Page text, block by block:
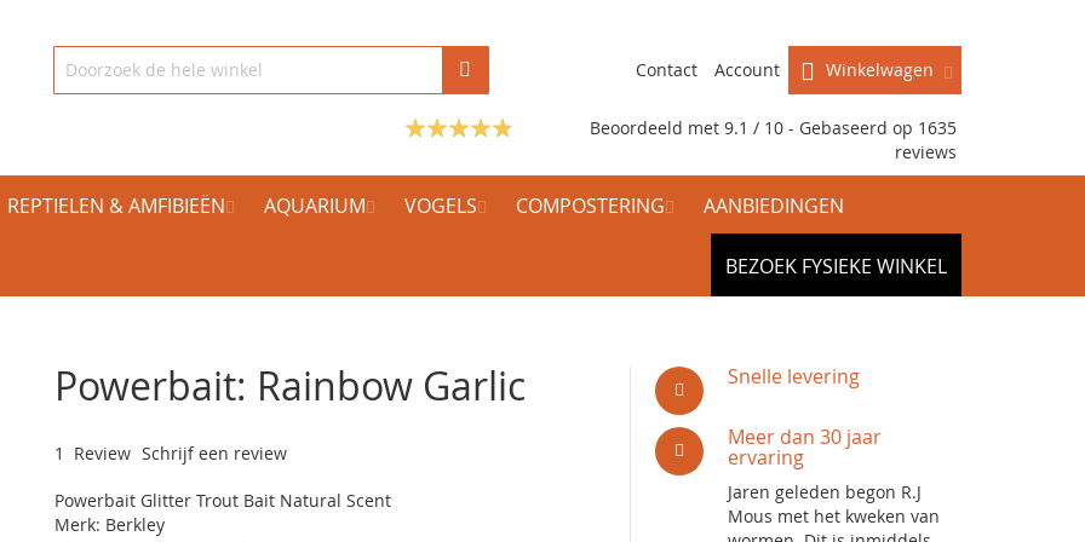
Winkelwagen
Contact Account
Beoordeeld met 9.1 / 10 - Gebaseerd op 1635
reviews
REPTIELEN & AMFIBIEËN AQUARIUM VOGELS COMPOSTERING AANBIEDINGEN
BEZOEK FYSIEKE WINKEL
Powerbait: Rainbow Garlic
1 Review Schrijf een review
Powerbait Glitter Trout Bait Natural Scent
Merk: Berkley
Snelle levering
Meer dan 30 jaar
ervaring
Jaren geleden begon R.J
Mous met het kweken van